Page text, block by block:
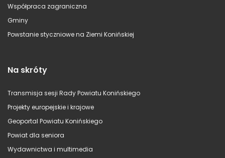
Współpraca zagraniczna
Gminy
Powstanie styczniowe na Ziemi Konińskiej
Na skróty
Transmisja sesji Rady Powiatu Konińskiego
Projekty europejskie i krajowe
Geoportal Powiatu Konińskiego
Powiat dla seniora
Wydawnictwa i multimedia